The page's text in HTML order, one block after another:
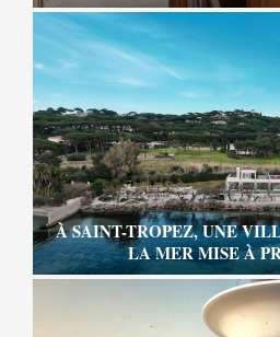
À SAINT-TROPEZ, UNE
LA MER MISE À